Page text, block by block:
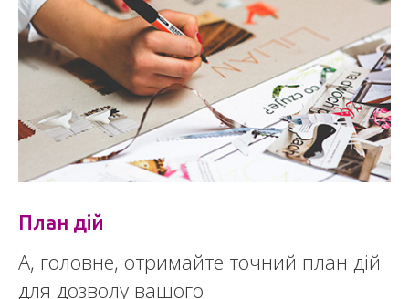
План дій
А, головне, отримайте точний план дій
для дозволу вашого